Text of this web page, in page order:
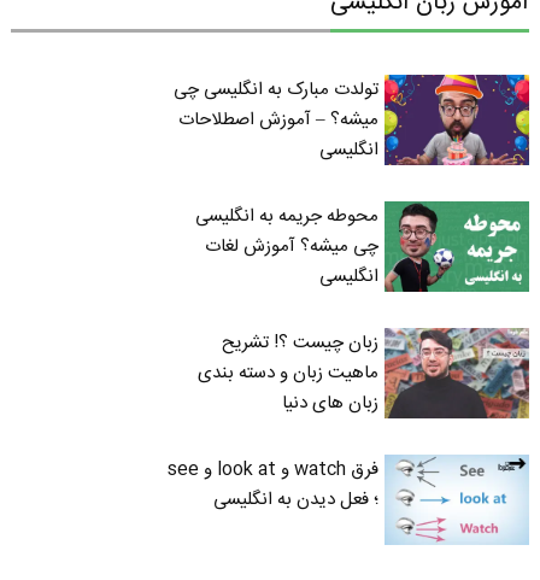
تولدت مبارک به انگلیسی چی
میشه؟ – آموزش اصطلاحات
انگلیسی
محوطه جریمه به انگلیسی
چی میشه؟ آموزش لغات
انگلیسی
زبان چیست ؟! تشریح
ماهیت زبان و دسته بندی
زبان های دنیا
فرق watch و look at و see
؛ فعل دیدن به انگلیسی